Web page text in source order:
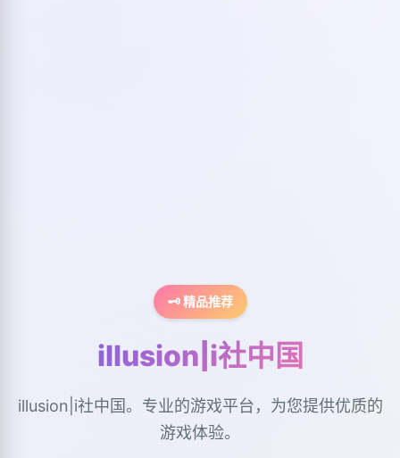
🗝️ 精品推荐
illusion|i社中国
illusion|i社中国。专业的游戏平台，为您提供优质的
游戏体验。